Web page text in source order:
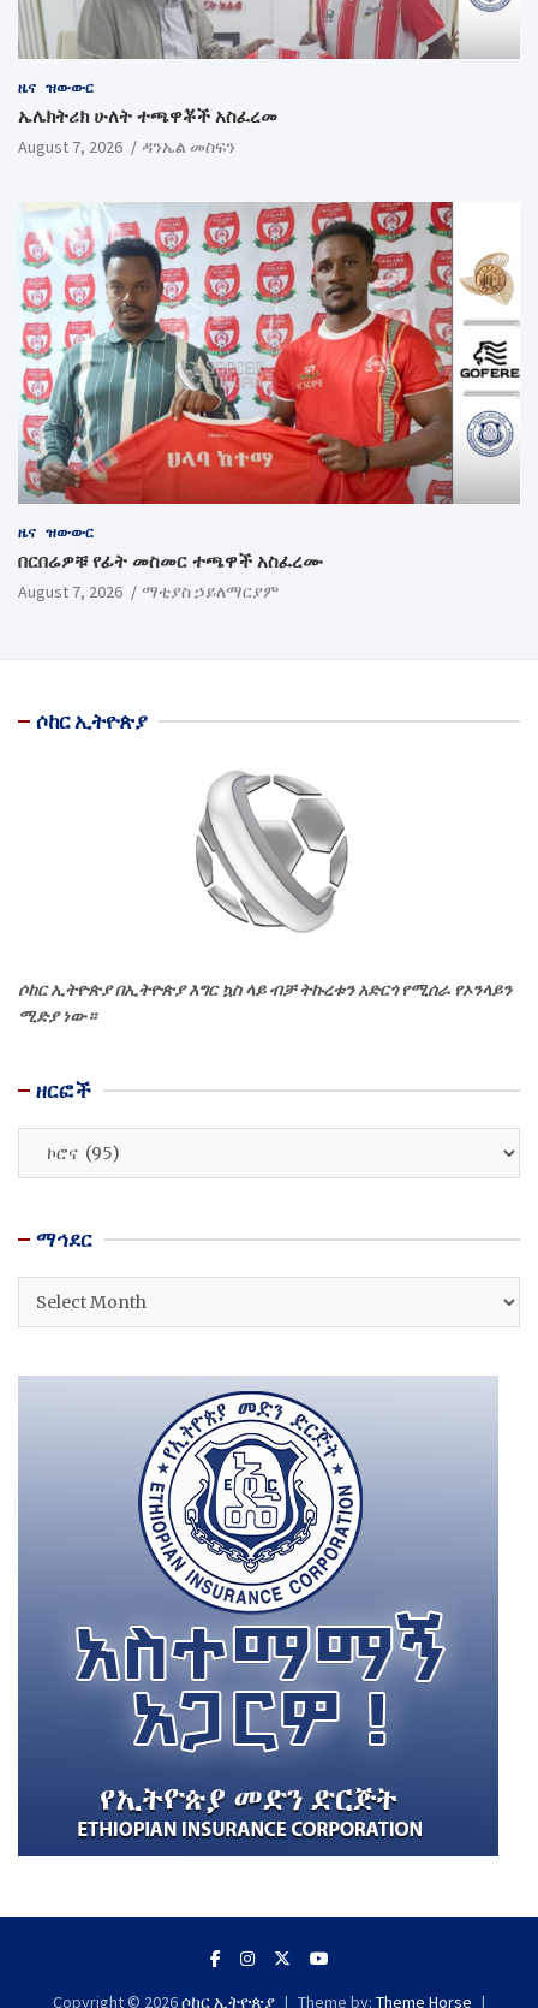
ዜና ዝውውር
ኤሌክትሪክ ሁለት ተጫዋቾች አስፈረመ
August 7, 2026 ዳንኤል መስፍን
ዜና ዝውውር
በርበሬዎቹ የፊት መስመር ተጫዋች አስፈረሙ
August 7, 2026 ማቲያስ ኃይለማርያም
ሶከር ኢትዮጵያ
ሶከር ኢትዮጵያ በኢትዮጵያ እግር ኳስ ላይ ብቻ ትኩረቱን አድርጎ የሚሰራ የኦንላይን
ሚድያ ነው።
ዘርፎች
ማኅደር
ማኅደር
Copyright © 2026ሶከር ኢትዮጵያ Theme by: Theme Horse